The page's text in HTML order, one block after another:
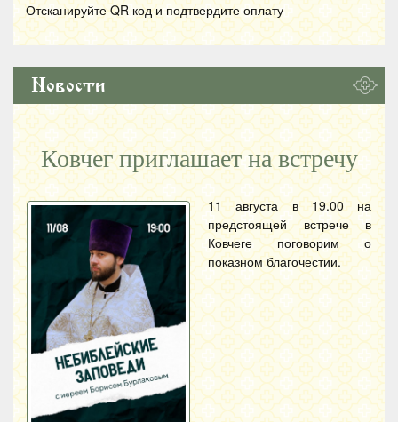
Отсканируйте QR код и подтвердите оплату
Новости
Ковчег приглашает на встречу
11 августа в 19.00 на
предстоящей встрече в
Ковчеге поговорим о
показном благочестии.